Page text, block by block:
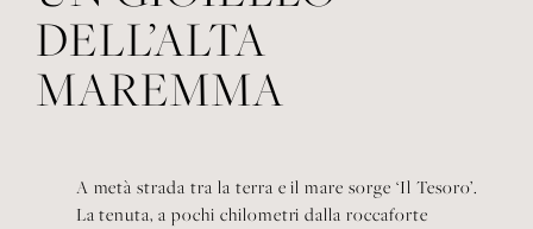
DELL’ALTA
MAREMMA
A metà strada tra la terra e il mare sorge ‘Il Tesoro’.
La tenuta, a pochi chilometri dalla roccaforte